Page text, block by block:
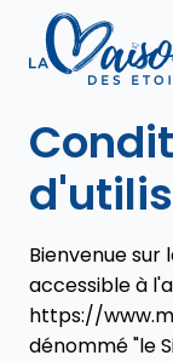
Bienvenue sur
accessible à
https://
dénommé "le